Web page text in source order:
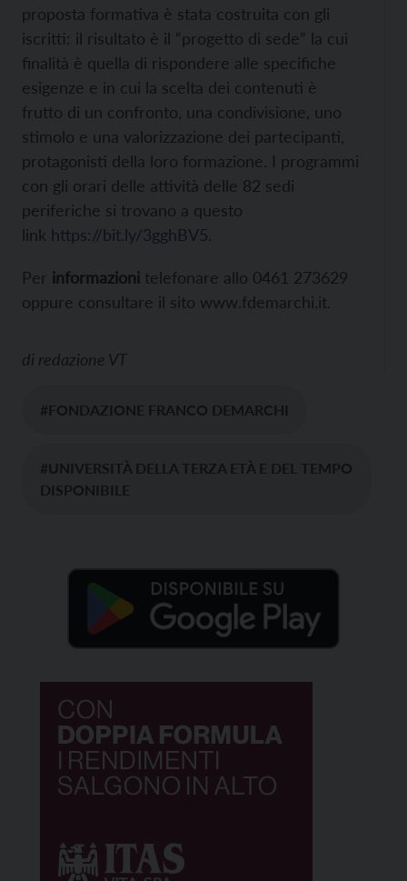
proposta formativa è stata costruita con gli
iscritti: il risultato è il “progetto di sede” la cui
finalità è quella di rispondere alle specifiche
esigenze e in cui la scelta dei contenuti è
frutto di un confronto, una condivisione, uno
stimolo e una valorizzazione dei partecipanti,
protagonisti della loro formazione. I programmi
con gli orari delle attività delle 82 sedi
periferiche si trovano a questo
link https://bit.ly/3gghBV5.
Per informazioni telefonare allo 0461 273629
oppure consultare il sito www.fdemarchi.it.
di redazione VT
#FONDAZIONE FRANCO DEMARCHI
#UNIVERSITÀ DELLA TERZA ETÀ E DEL TEMPO
DISPONIBILE